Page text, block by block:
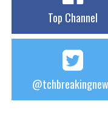
Top Channel